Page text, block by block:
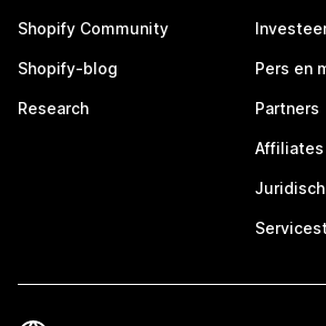
Shopify Community
Shopify-blog
Research
Pers en
Partners
Affiliates
Juridisch